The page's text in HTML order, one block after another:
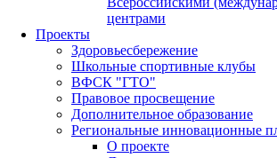
центрами
Проекты
Здоровьесбережение
Школьные спортивные клубы
ВФСК "ГТО"
Правовое просвещение
Дополнительное образование
Региональные инновационные
О проекте